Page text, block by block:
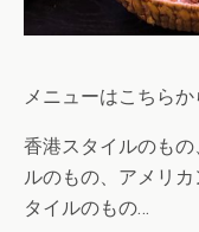
メニューはこちら
香港スタイルのも
ルのもの、アメリ
タイルのもの…